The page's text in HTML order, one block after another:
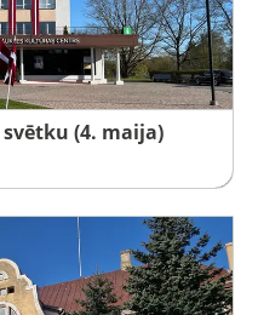
(4. maija)